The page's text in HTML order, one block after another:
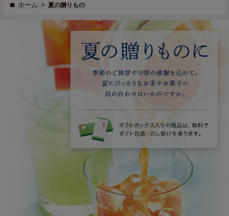
ホーム > 夏の贈りもの